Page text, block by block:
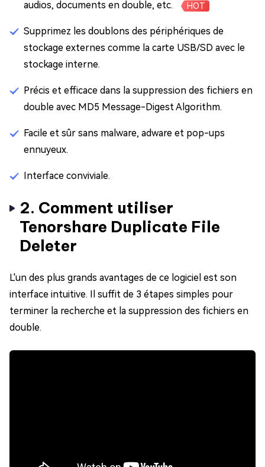
audios, documents en double, etc. HOT
Supprimez les doublons des périphériques de
stockage externes comme la carte USB/SD avec le
stockage interne.
Précis et efficace dans la suppression des fichiers en
double avec MD5 Message-Digest Algorithm.
Facile et sûr sans malware, adware et pop-ups
ennuyeux.
Interface conviviale.
2. Comment utiliser
Tenorshare Duplicate File
Deleter
L'un des plus grands avantages de ce logiciel est son
interface intuitive. Il suffit de 3 étapes simples pour
terminer la recherche et la suppression des fichiers en
double.